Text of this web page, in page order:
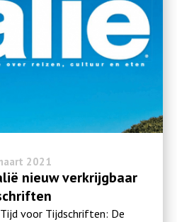
2021
nieuw verkrijgbaar
voor Tijdschriften: De